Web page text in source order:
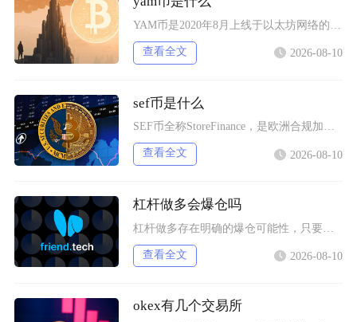
查看全文 2026-08-10
sef币是什么
SEF币全称StoreFinance，是欧洲合规加密交易平台BitcoinStore发行的
查看全文 2026-08-10
杠杆做多会爆仓吗
查看全文 2026-08-10
okex有几个交易所